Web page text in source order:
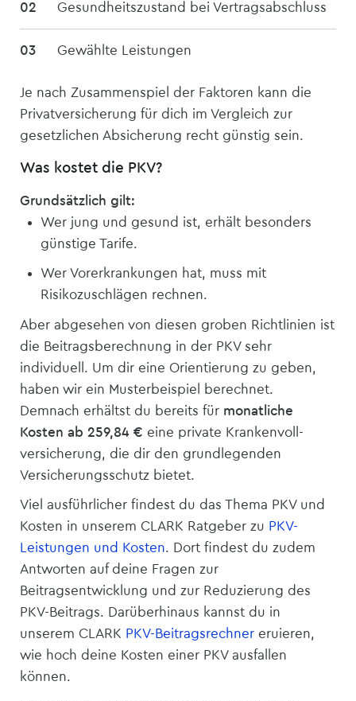
Gesundheitszustand bei Vertragsabschluss
Gewählte Leistungen
Je nach Zusammenspiel der Faktoren kann die
Privat­versicherung für dich im Vergleich zur
gesetzlichen Absicherung recht günstig sein.
Was kostet die PKV?
Grundsätzlich gilt:
Wer jung und gesund ist, erhält besonders
günstige Tarife.
Wer Vorerkrankungen hat, muss mit
Risikozuschlägen rechnen.
Aber abgesehen von diesen groben Richtlinien ist
die Beitragsberechnung in der PKV sehr
individuell. Um dir eine Orientierung zu geben,
haben wir ein Musterbeispiel berechnet.
Demnach erhältst du bereits für monatliche
Kosten ab 259,84 € eine private Krankenvoll­
versicherung, die dir den grundlegenden
Versicherungsschutz bietet.
Viel ausführlicher findest du das Thema PKV und
Kosten in unserem CLARK Ratgeber zu PKV-
Leistungen und Kosten. Dort findest du zudem
Antworten auf deine Fragen zur
Beitragsentwicklung und zur Reduzierung des
PKV-Beitrags. Darüberhinaus kannst du in
unserem CLARK PKV-Beitragsrechner eruieren,
wie hoch deine Kosten einer PKV ausfallen
können.